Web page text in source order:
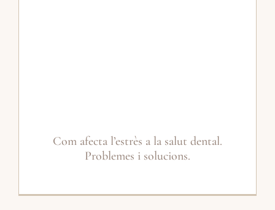
Com afecta l’estrès a la salut dental.
Problemes i solucions.